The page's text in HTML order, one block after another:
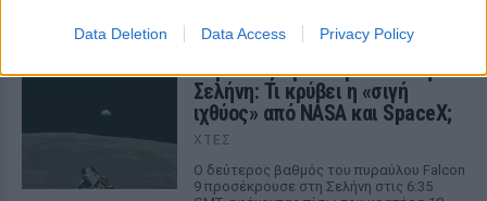
Data Deletion Data Access Privacy Policy
Πύραυλος προσέκρουσε στη
Σελήνη: Τι κρύβει η «σιγή
ιχθύος» από NASA και SpaceX;
ΧΤΕΣ
Ο δεύτερος βαθμός του πυραύλου Falcon
9 προσέκρουσε στη Σελήνη στις 6:35